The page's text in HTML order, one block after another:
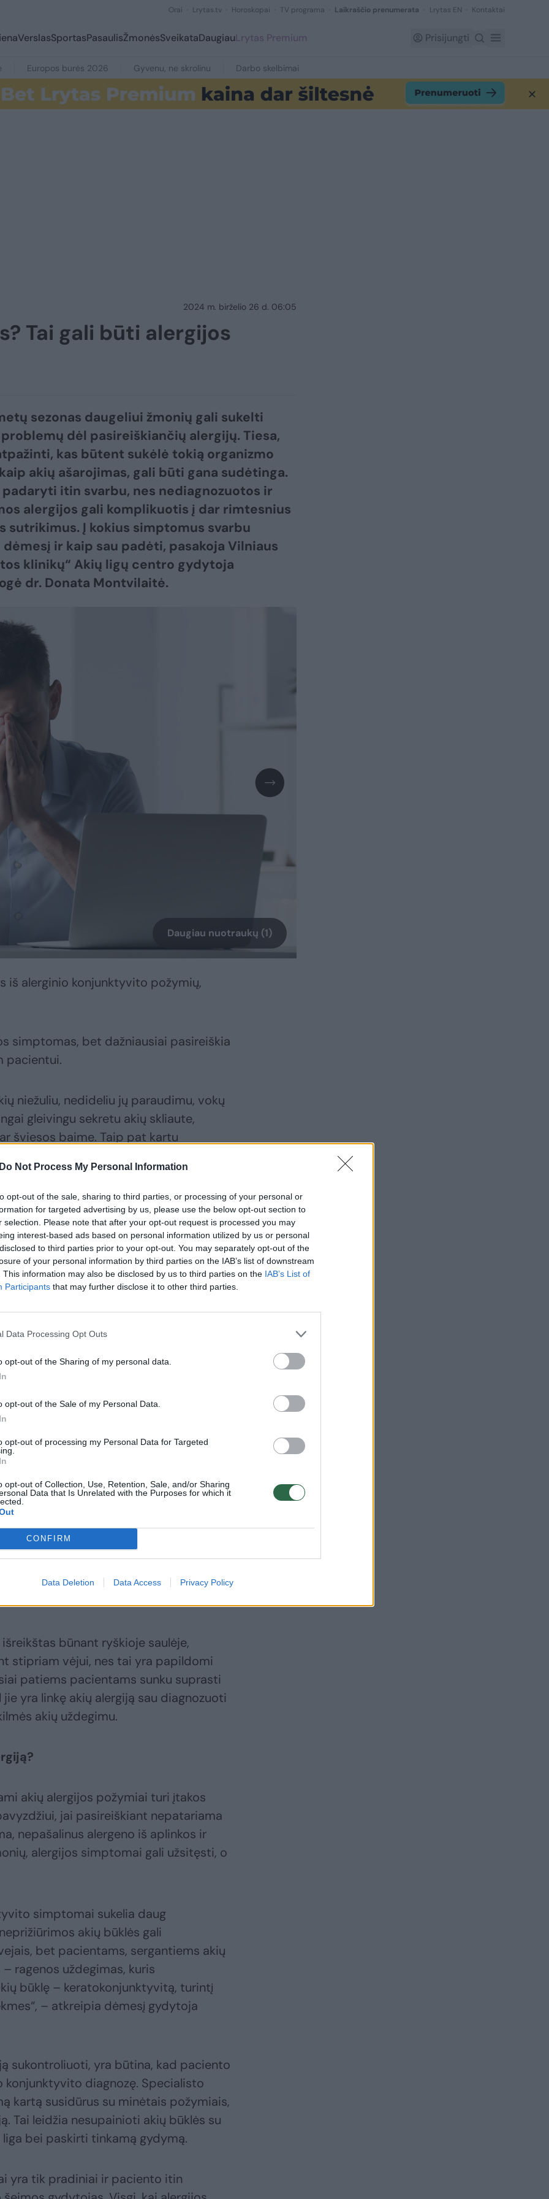
Do Not Process My Personal Information
opt-out of the sale, sharing to third parties, or processing of your personal or
for targeted advertising by us, please use the below opt-out section to
selection. Please note that after your opt-out request is processed you may
interest-based ads based on personal information utilized by us or personal
to third parties prior to your opt-out. You may separately opt-out of the
of your personal information by third parties on the IAB’s list of downstream
This information may also be disclosed by us to third parties on the IAB’s List of
Participants that may further disclose it to other third parties.
Data Processing Opt Outs
opt-out of the Sharing of my personal data.
opt-out of the Sale of my Personal Data.
opt-out of processing my Personal Data for Targeted
opt-out of Collection, Use, Retention, Sale, and/or Sharing
Data that Is Unrelated with the Purposes for which it
CONFIRM
Data Deletion Data Access Privacy Policy
Orai Lrytas.tv Horoskopai TV programa Laikraščio prenumerata Lrytas EN Kontaktai
VerslasSportasPasaulisŽmonėsSveikataDaugiauLrytas Premium Prisijungti
Europos burės 2026 Gyvenu, ne skrolinu Darbo skelbimai
2024 m. birželio 26 d. 06:05
Tai gali būti alergijos
sezonas daugeliui žmonių gali sukelti
dėl pasireiškiančių alergijų. Tiesa,
kas būtent sukėlė tokią organizmo
akių ašarojimas, gali būti gana sudėtinga.
itin svarbu, nes nediagnozuotos ir
alergijos gali komplikuotis į dar rimtesnius
sutrikimus. Į kokius simptomus svarbu
ir kaip sau padėti, pasakoja Vilniaus
klinikų“ Akių ligų centro gydytoja
dr. Donata Montvilaitė.
Daugiau nuotraukų (1)
iš alerginio konjunktyvito požymių,
simptomas, bet dažniausiai pasireiškia
pacientui.
niežuliu, nedideliu jų paraudimu, vokų
gleivingu sekretu akių skliaute,
šviesos baime. Taip pat kartu
– pastebi gydytoja oftalmologė.
Štai ką
atsakas, kylantis kaip pernelyg stipri
reakcija į tam tikras medžiagas.
antikūnai reaguoja su tam
kovai su alergenu į kraują išskiria
pasireiškia daugybė minėtų
akių ašarojimas“, – pažymi dr. D.
būnant ryškioje saulėje,
stipriam vėjui, nes tai yra papildomi
patiems pacientams sunku suprasti
yra linkę akių alergiją sau diagnozuoti
akių uždegimu.
akių alergijos požymiai turi įtakos
jai pasireiškiant nepatariama
nepašalinus alergeno iš aplinkos ir
alergijos simptomai gali užsitęsti, o
simptomai sukelia daug
akių būklės gali
bet pacientams, sergantiems akių
ragenos uždegimas, kuris
būklę – keratokonjunktyvitą, turintį
– atkreipia dėmesį gydytoja
sukontroliuoti, yra būtina, kad paciento
diagnozę. Specialisto
kartą susidūrus su minėtais požymiais,
Tai leidžia nesupainioti akių būklės su
bei paskirti tinkamą gydymą.
yra tik pradiniai ir paciento itin